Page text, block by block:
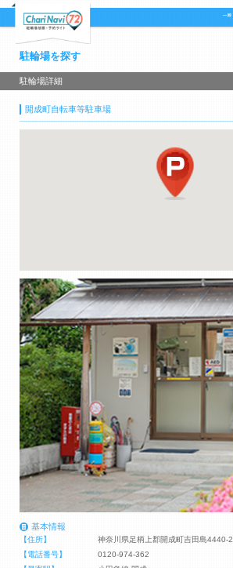
駐輪場を探す
駐輪場詳細
開成町自転車等駐車場
基本情報
【住所】
神奈川県足柄上郡開成町吉田島4440-2
【電話番号】
0120-974-362